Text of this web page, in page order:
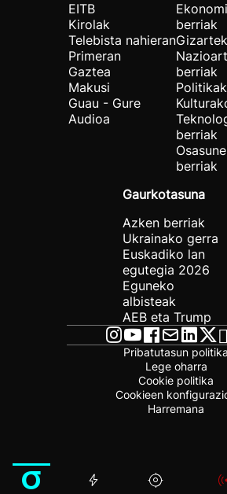
EITB
Kirolak
Telebista nahieran
Primeran
Gaztea
Makusi
Guau - Gure
Audioa
berriak
berriak
berriak
berriak
Gaurkotasuna
Azken berriak
Ukrainako gerra
Euskadiko lan
egutegia 2026
Eguneko
albisteak
AEB eta Trump
Pribatutasun politika
Lege oharra
Cookie politika
Cookieen
Harremana